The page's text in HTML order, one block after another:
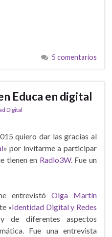
5 comentarios
Educa en digital
Digital
quiero dar las gracias al
» por invitarme a participar
tienen en Radio3W. Fue un
entrevistó Olga Martín
«Identidad Digital y Redes
de diferentes aspectos
Fue una entrevista